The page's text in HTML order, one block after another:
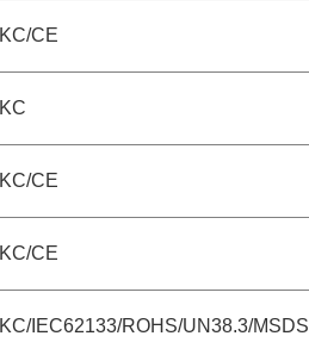
KC/CE
KC
KC/CE
KC/CE
KC/IEC62133/ROHS/UN38.3/MSDS